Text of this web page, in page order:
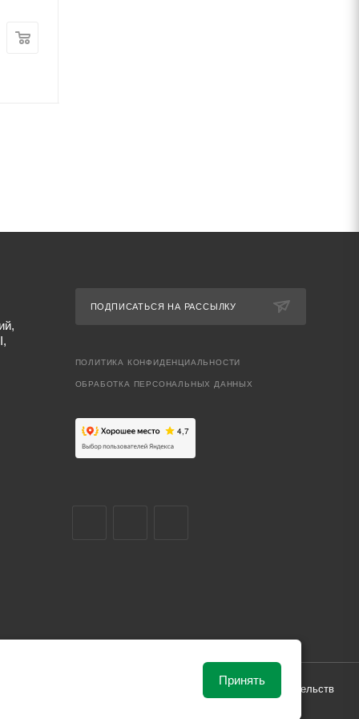
ПОДПИСАТЬСЯ НА РАССЫЛКУ
ПОЛИТИКА КОНФИДЕНЦИАЛЬНОСТИ
ОБРАБОТКА ПЕРСОНАЛЬНЫХ ДАННЫХ
от рыночной ситуации и не влекут за собой обязательств
Принять